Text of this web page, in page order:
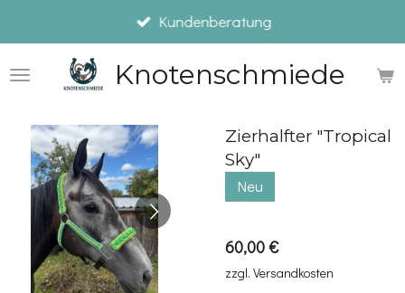
Hauptinhalt
springen
Knotenschmiede
Kundenberatung
Zierhalfter "Tropical
Sky"
Neu
60,00 €
zzgl. Versandkosten